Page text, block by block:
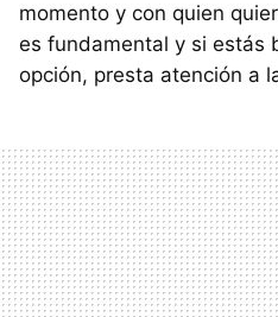
momento y con quien
es fundamental y si estás
opción, presta atención a